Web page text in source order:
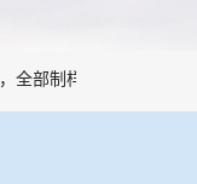
部制样过程机械化操